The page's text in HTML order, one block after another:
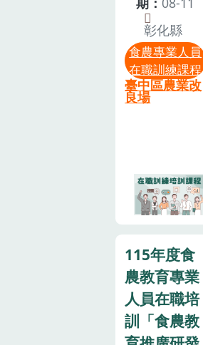
與，如不克參
加或未能全程
參與，請提前
通知本場，俾
便安排候補事
宜。為響應環
如遇颱風等天
然災害，若當
日彰化縣不上
課程即同步取
消，辦理日期
將另行通知。
職培訓」課
程，以延續食
農教育專業人
員資格。本次
在職培訓課程
同領域的專業
知能及實務操
育推動的專業
支持體系，培
育具專業素養
與實務經驗之
推動人才。參
彰化縣
食農專業人員
在職訓練課程
臺中區農業改
良場
115年度食
農教育專業
人員在職培
訓「食農教